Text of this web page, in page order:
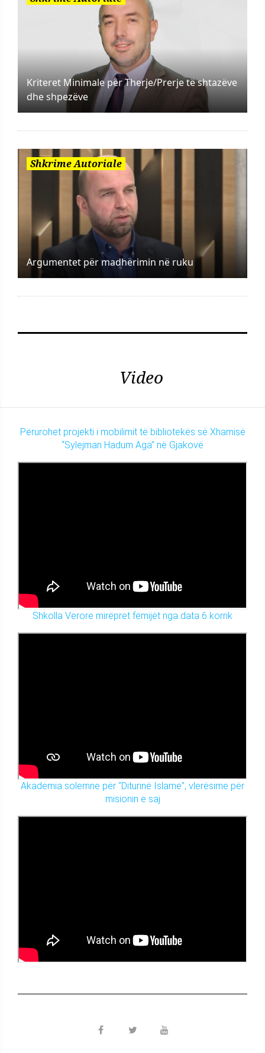
Kriteret Minimale për Therje/Prerje të shtazëve
dhe shpezëve
Shkrime Autoriale
Argumentet për madhërimin në ruku
Video
Përurohet projekti i mobilimit të bibliotekës së Xhamisë
“Sylejman Hadum Aga” në Gjakovë
Shkolla Verore mirëpret fëmijët nga data 6 korrik
Akademia solemne për "Diturinë Islame", vlerësime për
misionin e saj